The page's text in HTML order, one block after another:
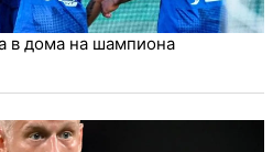
в дома на шампиона